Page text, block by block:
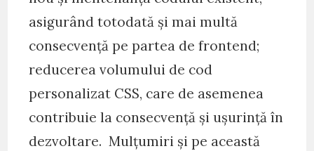
asigurând totodată și mai multă
consecvență pe partea de frontend;
reducerea volumului de cod
personalizat CSS, care de asemenea
contribuie la consecvență și ușurință în
dezvoltare. Mulțumiri și pe această